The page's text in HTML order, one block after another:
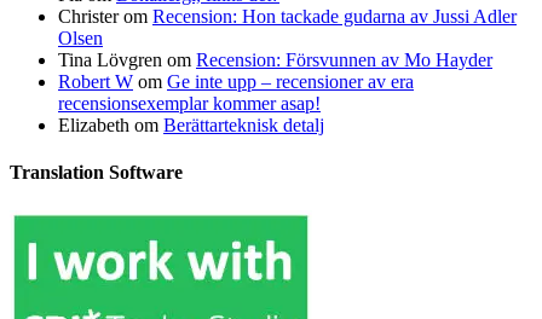
Christerom Recension: Hon tackade gudarna av Jussi Adler
Olsen
Tina Lövgren om Recension: Försvunnen av Mo Hayder
Robert W om Ge inte upp – recensioner av era
recensionsexemplar kommer asap!
Elizabeth om Berättarteknisk detalj
Translation Software